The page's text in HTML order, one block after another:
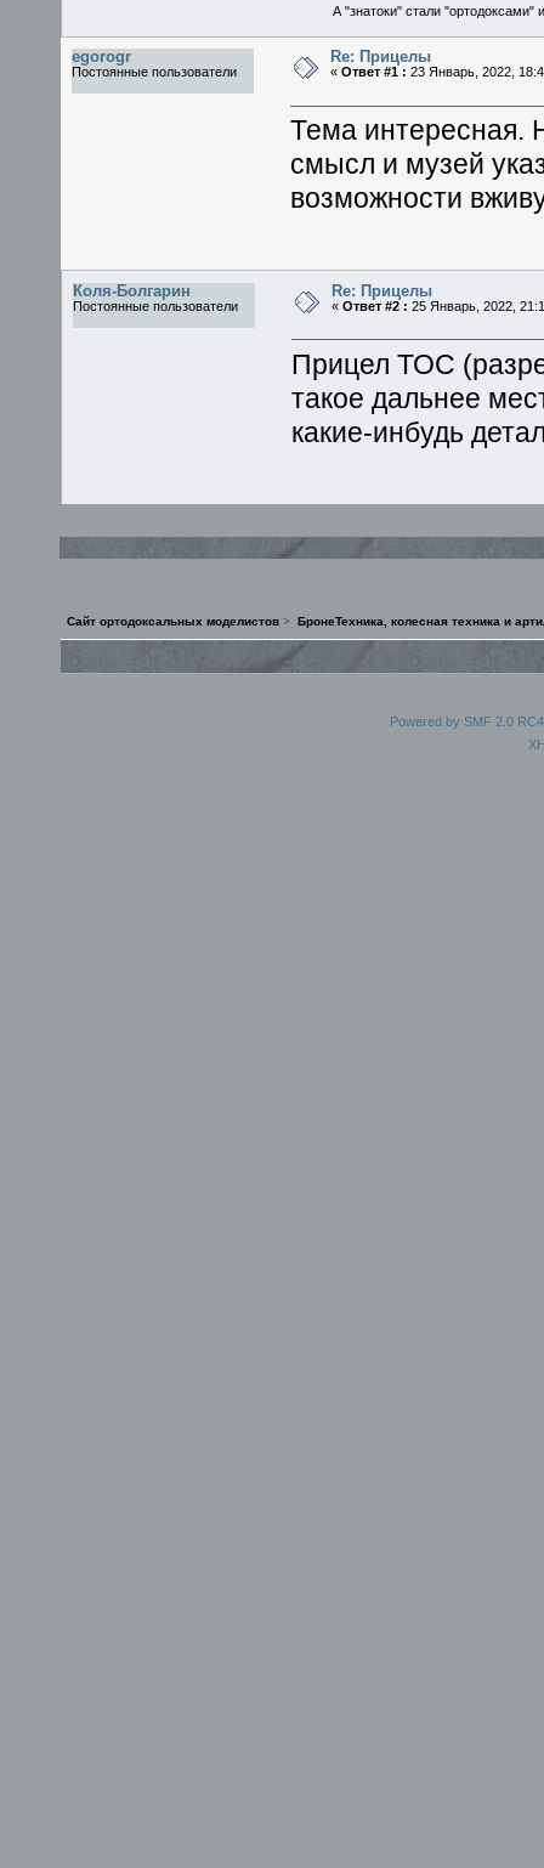
А "знатоки" стали "ортодоксами"
egorogr
Постоянные пользователи
Re: Прицелы
« Ответ #1 : 23 Январь, 2022,
Тема интересная.
смысл и музей
возможности
Коля-Болгарин
Постоянные пользователи
Re: Прицелы
« Ответ #2 : 25 Январь, 2022,
Прицел ТОС
такое дальнее
какие-инбудь
Сайт ортодоксальных моделистов > БронеТехника, колесная техника и
Powered by SMF 2.0 RC4